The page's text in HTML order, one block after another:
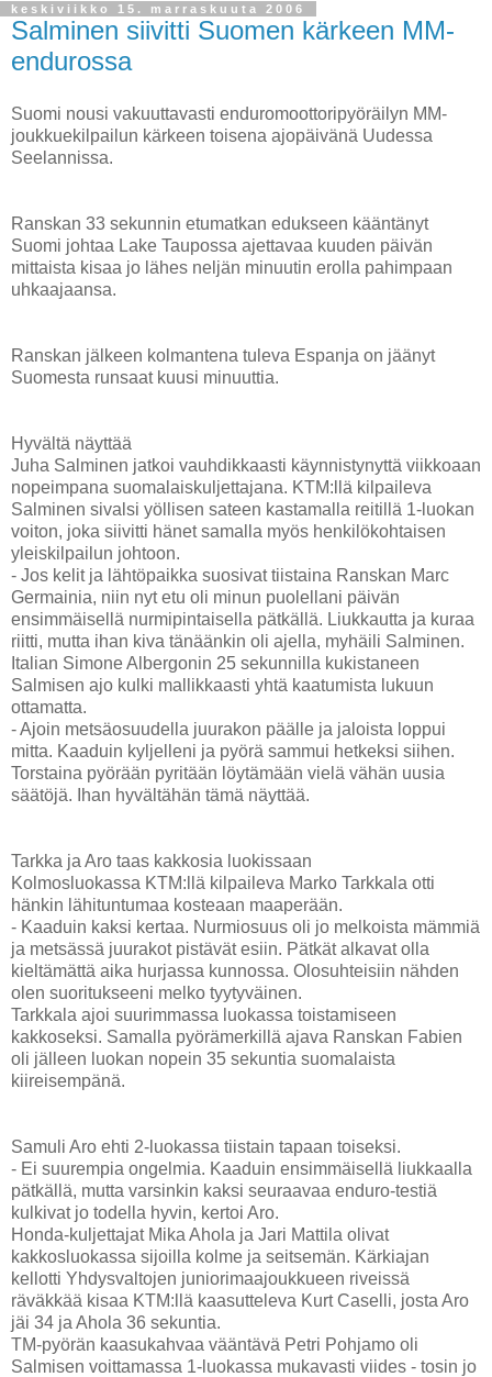
keskiviikko 15. marraskuuta 2006
Salminen siivitti Suomen kärkeen MM-
endurossa
Suomi nousi vakuuttavasti enduromoottoripyöräilyn MM-
joukkuekilpailun kärkeen toisena ajopäivänä Uudessa
Seelannissa.
Ranskan 33 sekunnin etumatkan edukseen kääntänyt
Suomi johtaa Lake Taupossa ajettavaa kuuden päivän
mittaista kisaa jo lähes neljän minuutin erolla pahimpaan
uhkaajaansa.
Ranskan jälkeen kolmantena tuleva Espanja on jäänyt
Suomesta runsaat kuusi minuuttia.
Hyvältä näyttää
Juha Salminen jatkoi vauhdikkaasti käynnistynyttä viikkoaan
nopeimpana suomalaiskuljettajana. KTM:llä kilpaileva
Salminen sivalsi yöllisen sateen kastamalla reitillä 1-luokan
voiton, joka siivitti hänet samalla myös henkilökohtaisen
yleiskilpailun johtoon.
- Jos kelit ja lähtöpaikka suosivat tiistaina Ranskan Marc
Germainia, niin nyt etu oli minun puolellani päivän
ensimmäisellä nurmipintaisella pätkällä. Liukkautta ja kuraa
riitti, mutta ihan kiva tänäänkin oli ajella, myhäili Salminen.
Italian Simone Albergonin 25 sekunnilla kukistaneen
Salmisen ajo kulki mallikkaasti yhtä kaatumista lukuun
ottamatta.
- Ajoin metsäosuudella juurakon päälle ja jaloista loppui
mitta. Kaaduin kyljelleni ja pyörä sammui hetkeksi siihen.
Torstaina pyörään pyritään löytämään vielä vähän uusia
säätöjä. Ihan hyvältähän tämä näyttää.
Tarkka ja Aro taas kakkosia luokissaan
Kolmosluokassa KTM:llä kilpaileva Marko Tarkkala otti
hänkin lähituntumaa kosteaan maaperään.
- Kaaduin kaksi kertaa. Nurmiosuus oli jo melkoista mämmiä
ja metsässä juurakot pistävät esiin. Pätkät alkavat olla
kieltämättä aika hurjassa kunnossa. Olosuhteisiin nähden
olen suoritukseeni melko tyytyväinen.
Tarkkala ajoi suurimmassa luokassa toistamiseen
kakkoseksi. Samalla pyörämerkillä ajava Ranskan Fabien
oli jälleen luokan nopein 35 sekuntia suomalaista
kiireisempänä.
Samuli Aro ehti 2-luokassa tiistain tapaan toiseksi.
- Ei suurempia ongelmia. Kaaduin ensimmäisellä liukkaalla
pätkällä, mutta varsinkin kaksi seuraavaa enduro-testiä
kulkivat jo todella hyvin, kertoi Aro.
Honda-kuljettajat Mika Ahola ja Jari Mattila olivat
kakkosluokassa sijoilla kolme ja seitsemän. Kärkiajan
kellotti Yhdysvaltojen juniorimaajoukkueen riveissä
räväkkää kisaa KTM:llä kaasutteleva Kurt Caselli, josta Aro
jäi 34 ja Ahola 36 sekuntia.
TM-pyörän kaasukahvaa vääntävä Petri Pohjamo oli
Salmisen voittamassa 1-luokassa mukavasti viides - tosin jo